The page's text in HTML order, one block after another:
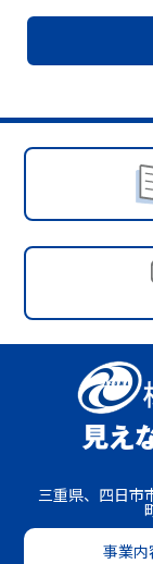
三重県、四日市
事業内